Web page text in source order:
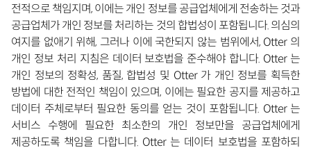
전적으로 책임지며, 이에는 개인 정보를 공급업체에게 전송하는 것과
공급업체가 개인 정보를 처리하는 것의 합법성이 포함됩니다. 의심의
여지를 없애기 위해, 그러나 이에 국한되지 않는 범위에서, Otter 의
개인 정보 처리 지침은 데이터 보호법을 준수해야 합니다. Otter 는
개인 정보의 정확성, 품질, 합법성 및 Otter 가 개인 정보를 획득한
방법에 대한 전적인 책임이 있으며, 이에는 필요한 공지를 제공하고
데이터 주체로부터 필요한 동의를 얻는 것이 포함됩니다. Otter 는
서비스 수행에 필요한 최소한의 개인 정보만을 공급업체에게
제공하도록 책임을 다합니다. Otter 는 데이터 보호법을 포함하되